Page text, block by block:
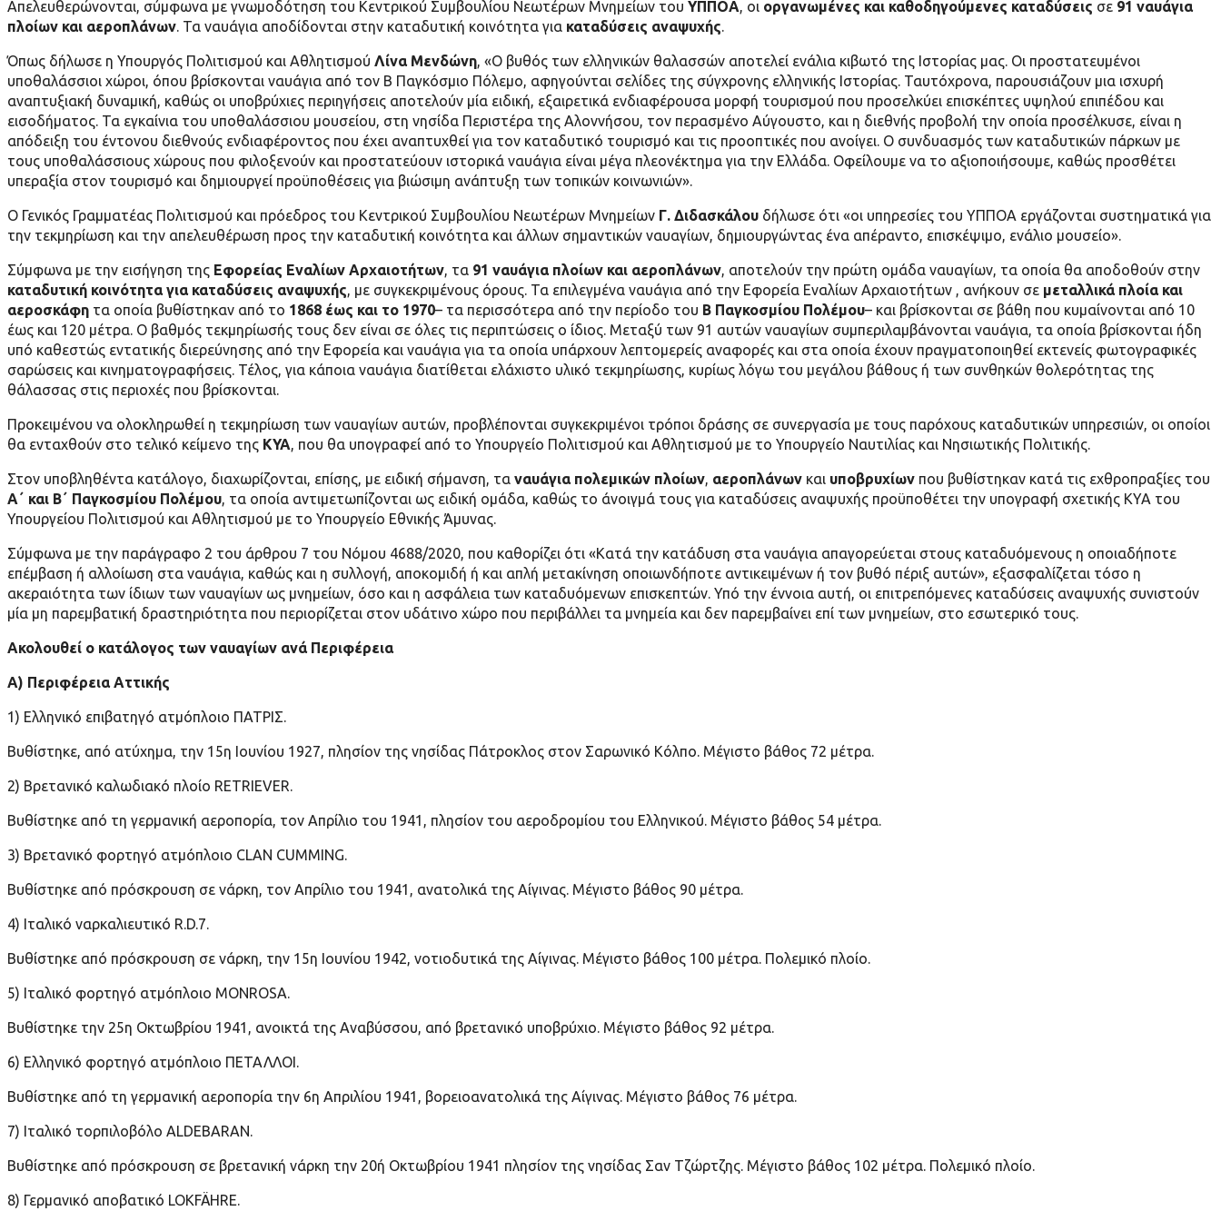
Απελευθερώνονται, σύμφωνα με γνωμοδότηση του Κεντρικού Συμβουλίου Νεωτέρων Μνημείων του ΥΠΠΟΑ, οι οργανωμένες και καθοδηγούμενες καταδύσεις σε 91 ναυάγια
πλοίων και αεροπλάνων. Τα ναυάγια αποδίδονται στην καταδυτική κοινότητα για καταδύσεις αναψυχής.
Όπως δήλωσε η Υπουργός Πολιτισμού και Αθλητισμού Λίνα Μενδώνη, «Ο βυθός των ελληνικών θαλασσών αποτελεί ενάλια κιβωτό της Ιστορίας μας. Οι προστατευμένοι
υποθαλάσσιοι χώροι, όπου βρίσκονται ναυάγια από τον Β Παγκόσμιο Πόλεμο, αφηγούνται σελίδες της σύγχρονης ελληνικής Ιστορίας. Ταυτόχρονα, παρουσιάζουν μια ισχυρή
αναπτυξιακή δυναμική, καθώς οι υποβρύχιες περιηγήσεις αποτελούν μία ειδική, εξαιρετικά ενδιαφέρουσα μορφή τουρισμού που προσελκύει επισκέπτες υψηλού επιπέδου και
εισοδήματος. Τα εγκαίνια του υποθαλάσσιου μουσείου, στη νησίδα Περιστέρα της Αλοννήσου, τον περασμένο Αύγουστο, και η διεθνής προβολή την οποία προσέλκυσε, είναι η
απόδειξη του έντονου διεθνούς ενδιαφέροντος που έχει αναπτυχθεί για τον καταδυτικό τουρισμό και τις προοπτικές που ανοίγει. Ο συνδυασμός των καταδυτικών πάρκων με
τους υποθαλάσσιους χώρους που φιλοξενούν και προστατεύουν ιστορικά ναυάγια είναι μέγα πλεονέκτημα για την Ελλάδα. Οφείλουμε να το αξιοποιήσουμε, καθώς προσθέτει
υπεραξία στον τουρισμό και δημιουργεί προϋποθέσεις για βιώσιμη ανάπτυξη των τοπικών κοινωνιών».
Ο Γενικός Γραμματέας Πολιτισμού και πρόεδρος του Κεντρικού Συμβουλίου Νεωτέρων Μνημείων Γ. Διδασκάλου δήλωσε ότι «οι υπηρεσίες του ΥΠΠΟΑ εργάζονται συστηματικά για
την τεκμηρίωση και την απελευθέρωση προς την καταδυτική κοινότητα και άλλων σημαντικών ναυαγίων, δημιουργώντας ένα απέραντο, επισκέψιμο, ενάλιο μουσείο».
Σύμφωνα με την εισήγηση της Εφορείας Εναλίων Αρχαιοτήτων, τα 91 ναυάγια πλοίων και αεροπλάνων, αποτελούν την πρώτη ομάδα ναυαγίων, τα οποία θα αποδοθούν στην
καταδυτική κοινότητα για καταδύσεις αναψυχής, με συγκεκριμένους όρους. Τα επιλεγμένα ναυάγια από την Εφορεία Εναλίων Αρχαιοτήτων , ανήκουν σε μεταλλικά πλοία και
αεροσκάφη τα οποία βυθίστηκαν από το 1868 έως και το 1970– τα περισσότερα από την περίοδο του Β Παγκοσμίου Πολέμου– και βρίσκονται σε βάθη που κυμαίνονται από 10
έως και 120 μέτρα. Ο βαθμός τεκμηρίωσής τους δεν είναι σε όλες τις περιπτώσεις ο ίδιος. Μεταξύ των 91 αυτών ναυαγίων συμπεριλαμβάνονται ναυάγια, τα οποία βρίσκονται ήδη
υπό καθεστώς εντατικής διερεύνησης από την Εφορεία και ναυάγια για τα οποία υπάρχουν λεπτομερείς αναφορές και στα οποία έχουν πραγματοποιηθεί εκτενείς φωτογραφικές
σαρώσεις και κινηματογραφήσεις. Τέλος, για κάποια ναυάγια διατίθεται ελάχιστο υλικό τεκμηρίωσης, κυρίως λόγω του μεγάλου βάθους ή των συνθηκών θολερότητας της
θάλασσας στις περιοχές που βρίσκονται.
Προκειμένου να ολοκληρωθεί η τεκμηρίωση των ναυαγίων αυτών, προβλέπονται συγκεκριμένοι τρόποι δράσης σε συνεργασία με τους παρόχους καταδυτικών υπηρεσιών, οι οποίοι
θα ενταχθούν στο τελικό κείμενο της ΚΥΑ, που θα υπογραφεί από το Υπουργείο Πολιτισμού και Αθλητισμού με το Υπουργείο Ναυτιλίας και Νησιωτικής Πολιτικής.
Στον υποβληθέντα κατάλογο, διαχωρίζονται, επίσης, με ειδική σήμανση, τα ναυάγια πολεμικών πλοίων, αεροπλάνων και υποβρυχίων που βυθίστηκαν κατά τις εχθροπραξίες του
Α΄ και Β΄ Παγκοσμίου Πολέμου, τα οποία αντιμετωπίζονται ως ειδική ομάδα, καθώς το άνοιγμά τους για καταδύσεις αναψυχής προϋποθέτει την υπογραφή σχετικής ΚΥΑ του
Υπουργείoυ Πολιτισμού και Aθλητισμού με το Υπουργείο Εθνικής Άμυνας.
Σύμφωνα με την παράγραφο 2 του άρθρου 7 του Νόμου 4688/2020, που καθορίζει ότι «Κατά την κατάδυση στα ναυάγια απαγορεύεται στους καταδυόμενους η οποιαδήποτε
επέμβαση ή αλλοίωση στα ναυάγια, καθώς και η συλλογή, αποκομιδή ή και απλή μετακίνηση οποιωνδήποτε αντικειμένων ή τον βυθό πέριξ αυτών», εξασφαλίζεται τόσο η
ακεραιότητα των ίδιων των ναυαγίων ως μνημείων, όσο και η ασφάλεια των καταδυόμενων επισκεπτών. Υπό την έννοια αυτή, οι επιτρεπόμενες καταδύσεις αναψυχής συνιστούν
μία μη παρεμβατική δραστηριότητα που περιορίζεται στον υδάτινο χώρο που περιβάλλει τα μνημεία και δεν παρεμβαίνει επί των μνημείων, στο εσωτερικό τους.
Ακολουθεί ο κατάλογος των ναυαγίων ανά Περιφέρεια
Α) Περιφέρεια Αττικής
1) Ελληνικό επιβατηγό ατμόπλοιο ΠΑΤΡΙΣ.
Βυθίστηκε, από ατύχημα, την 15η Ιουνίου 1927, πλησίον της νησίδας Πάτροκλος στον Σαρωνικό Κόλπο. Μέγιστο βάθος 72 μέτρα.
2) Βρετανικό καλωδιακό πλοίο RETRIEVER.
Βυθίστηκε από τη γερμανική αεροπορία, τον Απρίλιο του 1941, πλησίον του αεροδρομίου του Ελληνικού. Μέγιστο βάθος 54 μέτρα.
3) Βρετανικό φορτηγό ατμόπλοιο CLAN CUMMING.
Βυθίστηκε από πρόσκρουση σε νάρκη, τον Απρίλιο του 1941, ανατολικά της Αίγινας. Μέγιστο βάθος 90 μέτρα.
4) Ιταλικό ναρκαλιευτικό R.D.7.
Βυθίστηκε από πρόσκρουση σε νάρκη, την 15η Ιουνίου 1942, νοτιοδυτικά της Αίγινας. Μέγιστο βάθος 100 μέτρα. Πολεμικό πλοίο.
5) Ιταλικό φορτηγό ατμόπλοιο MONROSA.
Βυθίστηκε την 25η Οκτωβρίου 1941, ανοικτά της Αναβύσσου, από βρετανικό υποβρύχιο. Μέγιστο βάθος 92 μέτρα.
6) Ελληνικό φορτηγό ατμόπλοιο ΠΕΤΑΛΛΟΙ.
Βυθίστηκε από τη γερμανική αεροπορία την 6η Απριλίου 1941, βορειοανατολικά της Αίγινας. Μέγιστο βάθος 76 μέτρα.
7) Ιταλικό τορπιλοβόλο ALDEBARAN.
Βυθίστηκε από πρόσκρουση σε βρετανική νάρκη την 20ή Οκτωβρίου 1941 πλησίον της νησίδας Σαν Τζώρτζης. Μέγιστο βάθος 102 μέτρα. Πολεμικό πλοίο.
8) Γερμανικό αποβατικό LOKFÄHRE.